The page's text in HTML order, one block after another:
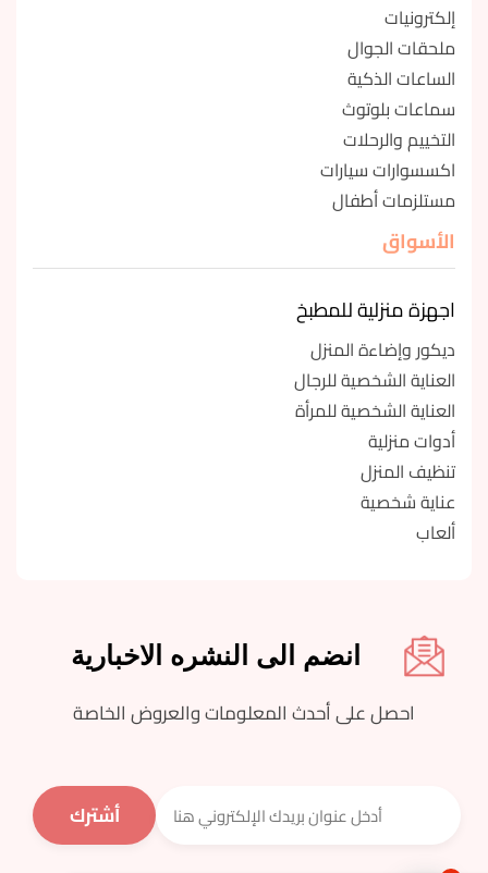
إلكترونيات
ملحقات الجوال
الساعات الذكية
سماعات بلوتوث
التخييم والرحلات
اكسسوارات سيارات
مستلزمات أطفال
الأسواق
اجهزة منزلية للمطبخ
ديكور وإضاءة المنزل
العناية الشخصية للرجال
العناية الشخصية للمرأة
أدوات منزلية
تنظيف المنزل
عناية شخصية
ألعاب
انضم الى النشره الاخبارية
احصل على أحدث المعلومات والعروض الخاصة